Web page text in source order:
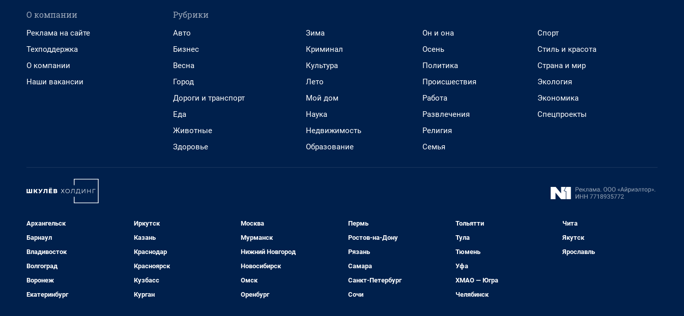
О компании
Реклама на сайте
Техподдержка
О компании
Наши вакансии
Рубрики
Авто
Бизнес
Весна
Город
Дороги и транспорт
Еда
Животные
Здоровье
Зима
Криминал
Культура
Лето
Мой дом
Наука
Недвижимость
Образование
Он и она
Осень
Политика
Происшествия
Работа
Развлечения
Религия
Семья
Спорт
Стиль и красота
Страна и мир
Экология
Экономика
Спецпроекты
Архангельск
Барнаул
Владивосток
Волгоград
Воронеж
Екатеринбург
Иркутск
Казань
Краснодар
Красноярск
Кузбасс
Курган
Москва
Мурманск
Нижний Новгород
Новосибирск
Омск
Оренбург
Пермь
Ростов-на-Дону
Рязань
Самара
Санкт-Петербург
Сочи
Тольятти
Тула
Тюмень
Уфа
ХМАО — Югра
Челябинск
Чита
Якутск
Ярославль